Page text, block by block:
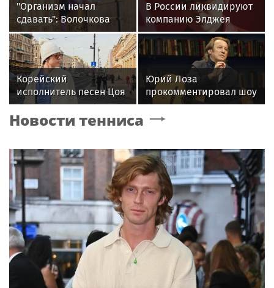
"Организм начал
сдавать": Волочкова
раскрыла причину
отсутствия фотографий
со шпагатами
В России ликвидируют
компанию Элджея
Корейский
исполнитель песен Цоя
Сон Вон Соп захотел
пожить в Нижнем
Юрий Лоза
прокомментировал шоу
Димы Билана словами
«понты дороже денег»
Новости тенниса